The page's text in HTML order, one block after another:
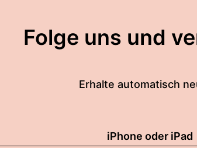
Folge uns und
Erhalte automatisch
iPhone oder iPad